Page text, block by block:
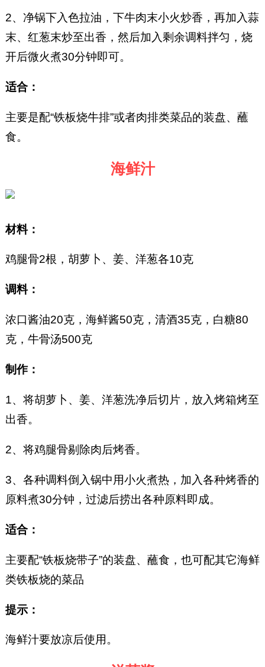
2、净锅下入色拉油，下牛肉末小火炒香，再加入蒜
末、红葱末炒至出香，然后加入剩余调料拌匀，烧
开后微火煮30分钟即可。
适合：
主要是配“铁板烧牛排”或者肉排类菜品的装盘、蘸
食。
海鲜汁
材料：
鸡腿骨2根，胡萝卜、姜、洋葱各10克
调料：
浓口酱油20克，海鲜酱50克，清酒35克，白糖80
克，牛骨汤500克
制作：
1、将胡萝卜、姜、洋葱洗净后切片，放入烤箱烤至
出香。
2、将鸡腿骨剔除肉后烤香。
3、各种调料倒入锅中用小火煮热，加入各种烤香的
原料煮30分钟，过滤后捞出各种原料即成。
适合：
主要配“铁板烧带子”的装盘、蘸食，也可配其它海鲜
类铁板烧的菜品
提示：
海鲜汁要放凉后使用。